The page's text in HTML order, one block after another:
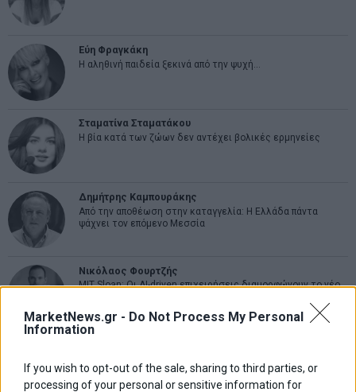
MarketNews.gr - Do Not Process My Personal
Information
If you wish to opt-out of the sale, sharing to third parties, or
processing of your personal or sensitive information for
Εύη Φραγκάκη
Η αληθινή παιδεία ξεκινά από την ψυχή…
Σταματίνα Σταματάκου
Η βία κατά των ζώων δεν αντέχει βολικές ερμηνείες
Δημήτρης Καμπουράκης
Από την αποθέωση στην καταγγελία: Η Ελλάδα πάντα
ψάχνει τον επόμενο Μεσσία
Νικόλαος Φουρτζής
MIT Sloan: Οι AI-driven επιχειρήσεις διαμορφώνουν το νέο